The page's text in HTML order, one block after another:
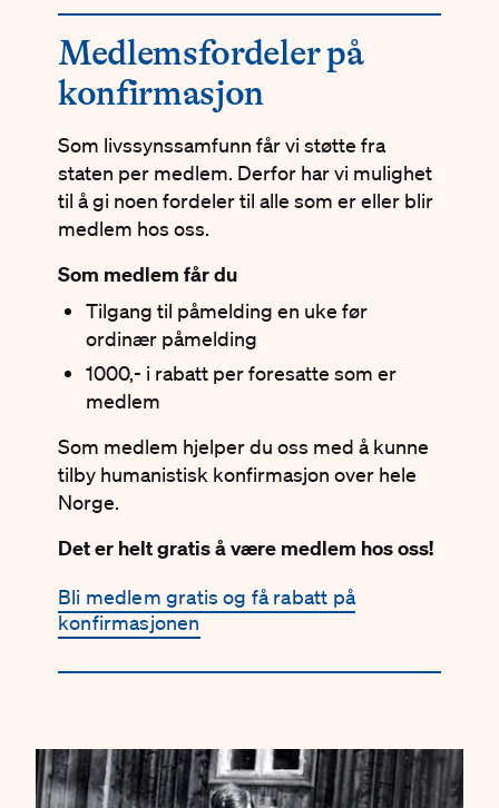
Medlemsfordeler på
konfirmasjon
Som livssynssamfunn får vi støtte fra
staten per medlem. Derfor har vi mulighet
til å gi noen fordeler til alle som er eller blir
medlem hos oss.
Som medlem får du
Tilgang til påmelding en uke før
ordinær påmelding
1000,- i rabatt per foresatte som er
medlem
Som medlem hjelper du oss med å kunne
tilby humanistisk konfirmasjon over hele
Norge.
Det er helt gratis å være medlem hos oss!
Bli medlem gratis og få rabatt på
konfirmasjonen